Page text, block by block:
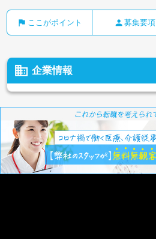
flag ここがポイント person 募集要項
business 企業情報